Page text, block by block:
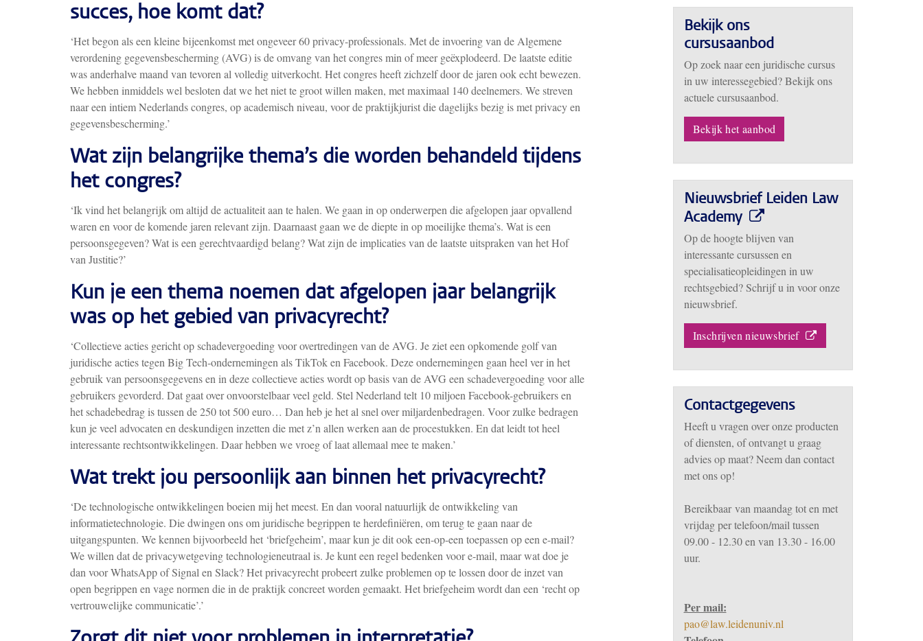
succes, hoe komt dat?
‘Het begon als een kleine bijeenkomst met ongeveer 60 privacy-professionals. Met de invoering van de Algemene
verordening gegevensbescherming (AVG) is de omvang van het congres min of meer geëxplodeerd. De laatste editie
was anderhalve maand van tevoren al volledig uitverkocht. Het congres heeft zichzelf door de jaren ook echt bewezen.
We hebben inmiddels wel besloten dat we het niet te groot willen maken, met maximaal 140 deelnemers. We streven
naar een intiem Nederlands congres, op academisch niveau, voor de praktijkjurist die dagelijks bezig is met privacy en
gegevensbescherming.’
Wat zijn belangrijke thema’s die worden behandeld tijdens
het congres?
‘Ik vind het belangrijk om altijd de actualiteit aan te halen. We gaan in op onderwerpen die afgelopen jaar opvallend
waren en voor de komende jaren relevant zijn. Daarnaast gaan we de diepte in op moeilijke thema’s. Wat is een
persoonsgegeven? Wat is een gerechtvaardigd belang? Wat zijn de implicaties van de laatste uitspraken van het Hof
van Justitie?’
Kun je een thema noemen dat afgelopen jaar belangrijk
was op het gebied van privacyrecht?
‘Collectieve acties gericht op schadevergoeding voor overtredingen van de AVG. Je ziet een opkomende golf van
juridische acties tegen Big Tech-ondernemingen als TikTok en Facebook. Deze ondernemingen gaan heel ver in het
gebruik van persoonsgegevens en in deze collectieve acties wordt op basis van de AVG een schadevergoeding voor alle
gebruikers gevorderd. Dat gaat over onvoorstelbaar veel geld. Stel Nederland telt 10 miljoen Facebook-gebruikers en
het schadebedrag is tussen de 250 tot 500 euro… Dan heb je het al snel over miljardenbedragen. Voor zulke bedragen
kun je veel advocaten en deskundigen inzetten die met z’n allen werken aan de procestukken. En dat leidt tot heel
interessante rechtsontwikkelingen. Daar hebben we vroeg of laat allemaal mee te maken.’
Wat trekt jou persoonlijk aan binnen het privacyrecht?
‘De technologische ontwikkelingen boeien mij het meest. En dan vooral natuurlijk de ontwikkeling van
informatietechnologie. Die dwingen ons om juridische begrippen te herdefiniëren, om terug te gaan naar de
uitgangspunten. We kennen bijvoorbeeld het ‘briefgeheim’, maar kun je dit ook een-op-een toepassen op een e-mail?
We willen dat de privacywetgeving technologieneutraal is. Je kunt een regel bedenken voor e-mail, maar wat doe je
dan voor WhatsApp of Signal en Slack? Het privacyrecht probeert zulke problemen op te lossen door de inzet van
open begrippen en vage normen die in de praktijk concreet worden gemaakt. Het briefgeheim wordt dan een ‘recht op
vertrouwelijke communicatie’.’
Bekijk ons
cursusaanbod
Op zoek naar een juridische cursus
in uw interessegebied? Bekijk ons
actuele cursusaanbod.
Bekijk het aanbod
Nieuwsbrief Leiden Law
Academy
Op de hoogte blijven van
interessante cursussen en
specialisatieopleidingen in uw
rechtsgebied? Schrijf u in voor onze
nieuwsbrief.
Inschrijven nieuwsbrief
Contactgegevens
Heeft u vragen over onze producten
of diensten, of ontvangt u graag
advies op maat? Neem dan contact
met ons op!
Bereikbaarvan maandag tot en met
vrijdag per telefoon/mail tussen
09.00 - 12.30 en van 13.30 - 16.00
uur.
Per mail:
pao@law.leidenuniv.nl